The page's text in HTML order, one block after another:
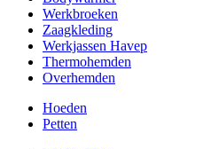
Werkbroeken
Zaagkleding
Werkjassen Havep
Thermohemden
Overhemden
Hoeden
Petten